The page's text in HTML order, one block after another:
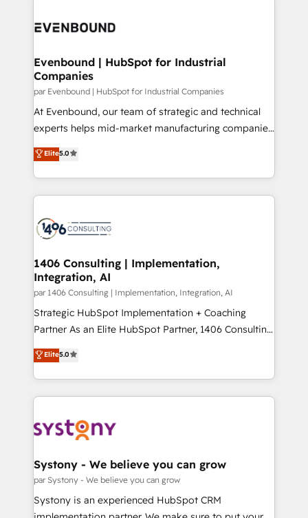
DX × AI推進のPMO伴走支援 複数部門をまたぐDX×AI変
の統合・浸透・変革管理を実行します。 ▸ CMS戦略設
計・構築：リード獲得・CVR・SEOを前提にした情報設
提供。 ▸ 既存CRM・MAからの移行支援：Salesforce・
Marketo・Pardot等からの移行、カスタム設計、履歴
データ移行と活用設計まで。 ▸ AEO対応：ChatGPT・
か？ ✓ HubSpot Eliteパートナー認定 ✓ HubSpotアワ
ード受賞・HUGリーダー ✓ ISO27001:2022 /
ISO9001:2015 取得 ✓ 400社以上の導入実績 ✓
状整理の壁打ちなど、構想段階からお気軽にお問い合わ
せください。
and—most importantly—simple. That’s why we lean
products and strategies that actually make a
difference.
Evenbound | HubSpot for Industrial
Companies
par Evenbound | HubSpot for Industrial Companies
At Evenbound, our team of strategic and technical
experts helps mid-market manufacturing companies
achieve real growth. We specialize in delivering
tailored solutions that drive results by leveraging
HubSpot’s platform and data to fuel success.
Technical Solutions: - HubSpot Technical Consulting -
Onboarding - Data Migration & Integrations -
Technical Audit & Optimization Strategic Solutions: -
Revenue Operations - Inbound Marketing -
Outbound Marketing - HubSpot CMS Website
Design & Development We empower our clients to
reach their full potential by providing transparent,
relationship-driven support. With over 300 HubSpot
technical know-how and strategic guidance you
need to succeed.
Elite5.0
1406 Consulting | Implementation,
Integration, AI
par 1406 Consulting | Implementation, Integration, AI
Strategic HubSpot Implementation + Coaching
Partner As an Elite HubSpot Partner, 1406 Consulting
helps mid-market revenue teams transform how
they sell, market, and serve. We don't just build your
HubSpot—we teach your team to own it, then stay
to help you keep winning. What We Do ⚙️ CRM
Data & Content 📈 Sales & Marketing Alignment +
Agent Creation 🔄 Custom Integrations & Data
Migration Why 1406 We become part of your team.
Your team learns while we build. We fix what others
broke. Built for mid-market reality—practical
Elite5.0
Systony - We believe you can grow
par Systony - We believe you can grow
Systony is an experienced HubSpot CRM